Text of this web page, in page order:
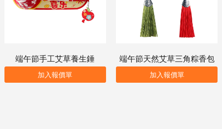
端午節手工艾草養生錘
加入報價單
端午節天然艾草三角粽香包
加入報價單